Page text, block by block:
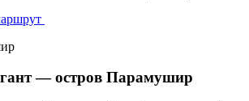
— остров Парамушир